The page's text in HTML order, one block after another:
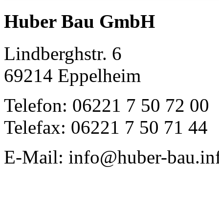
Huber Bau GmbH
Lindberghstr. 6
69214 Eppelheim
Telefon: 06221 7 50 72 00
Telefax: 06221 7 50 71 44
E-Mail: info@huber-